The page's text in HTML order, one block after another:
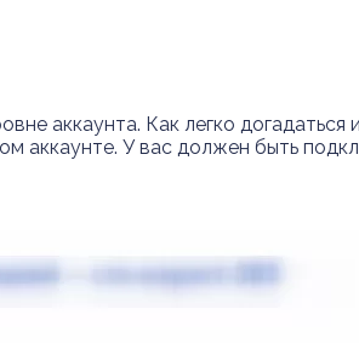
аккаунта. Как легко догадаться
аккаунте. У вас должен быть